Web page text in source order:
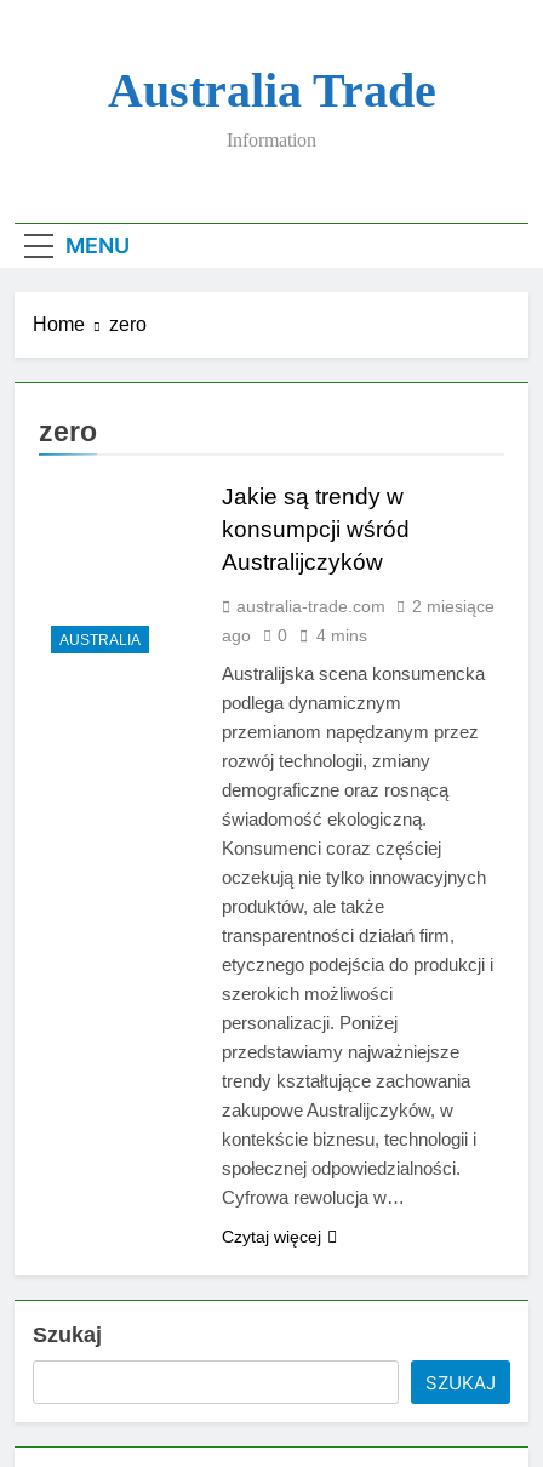
Australia Trade
Information
MENU
Home zero
zero
AUSTRALIA
Jakie są trendy w
konsumpcji wśród
Australijczyków
australia-trade.com
2 miesiące
ago
0 4 mins
Australijska scena konsumencka
podlega dynamicznym
przemianom napędzanym przez
rozwój technologii, zmiany
demograficzne oraz rosnącą
świadomość ekologiczną.
Konsumenci coraz częściej
oczekują nie tylko innowacyjnych
produktów, ale także
transparentności działań firm,
etycznego podejścia do produkcji i
szerokich możliwości
personalizacji. Poniżej
przedstawiamy najważniejsze
trendy kształtujące zachowania
zakupowe Australijczyków, w
kontekście biznesu, technologii i
społecznej odpowiedzialności.
Cyfrowa rewolucja w…
Czytaj więcej
Szukaj
SZUKAJ